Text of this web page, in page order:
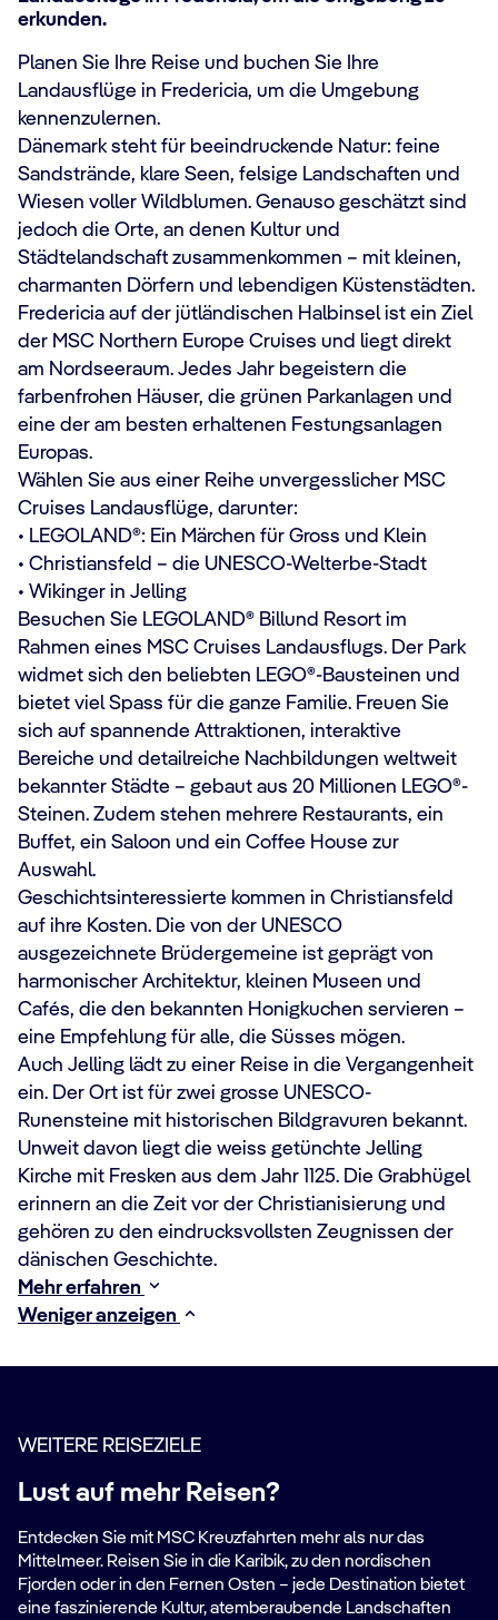
erkunden.
Planen Sie Ihre Reise und buchen Sie Ihre
Landausflüge in Fredericia, um die Umgebung
kennenzulernen.
Dänemark steht für beeindruckende Natur: feine
Sandstrände, klare Seen, felsige Landschaften und
Wiesen voller Wildblumen. Genauso geschätzt sind
jedoch die Orte, an denen Kultur und
Städtelandschaft zusammenkommen – mit kleinen,
charmanten Dörfern und lebendigen Küstenstädten.
Fredericia auf der jütländischen Halbinsel ist ein Ziel
der MSC Northern Europe Cruises und liegt direkt
am Nordseeraum. Jedes Jahr begeistern die
farbenfrohen Häuser, die grünen Parkanlagen und
eine der am besten erhaltenen Festungsanlagen
Europas.
Wählen Sie aus einer Reihe unvergesslicher MSC
Cruises Landausflüge, darunter:
• LEGOLAND®: Ein Märchen für Gross und Klein
• Christiansfeld – die UNESCO-Welterbe-Stadt
• Wikinger in Jelling
Besuchen Sie LEGOLAND® Billund Resort im
Rahmen eines MSC Cruises Landausflugs. Der Park
widmet sich den beliebten LEGO®-Bausteinen und
bietet viel Spass für die ganze Familie. Freuen Sie
sich auf spannende Attraktionen, interaktive
Bereiche und detailreiche Nachbildungen weltweit
bekannter Städte – gebaut aus 20 Millionen LEGO®-
Steinen. Zudem stehen mehrere Restaurants, ein
Buffet, ein Saloon und ein Coffee House zur
Auswahl.
Geschichtsinteressierte kommen in Christiansfeld
auf ihre Kosten. Die von der UNESCO
ausgezeichnete Brüdergemeine ist geprägt von
harmonischer Architektur, kleinen Museen und
Cafés, die den bekannten Honigkuchen servieren –
eine Empfehlung für alle, die Süsses mögen.
Auch Jelling lädt zu einer Reise in die Vergangenheit
ein. Der Ort ist für zwei grosse UNESCO-
Runensteine mit historischen Bildgravuren bekannt.
Unweit davon liegt die weiss getünchte Jelling
Kirche mit Fresken aus dem Jahr 1125. Die Grabhügel
erinnern an die Zeit vor der Christianisierung und
gehören zu den eindrucksvollsten Zeugnissen der
dänischen Geschichte.
Mehr erfahren
Weniger anzeigen
WEITERE REISEZIELE
Lust auf mehr Reisen?
Entdecken Sie mit MSC Kreuzfahrten mehr als nur das
Mittelmeer. Reisen Sie in die Karibik, zu den nordischen
Fjorden oder in den Fernen Osten – jede Destination bietet
eine faszinierende Kultur, atemberaubende Landschaften